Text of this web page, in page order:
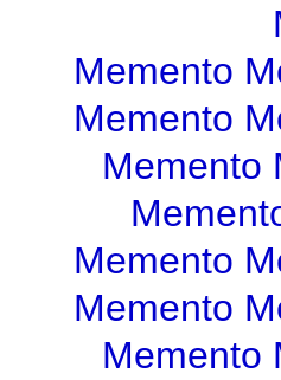
Memento
Memento
Memento
Memento
Memento
Memento